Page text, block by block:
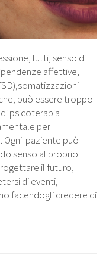
lutti, senso di
affettive,
può essere troppo
psicoterapia
per
Ogni paziente può
senso al proprio
il futuro,
di eventi,
facendogli credere di